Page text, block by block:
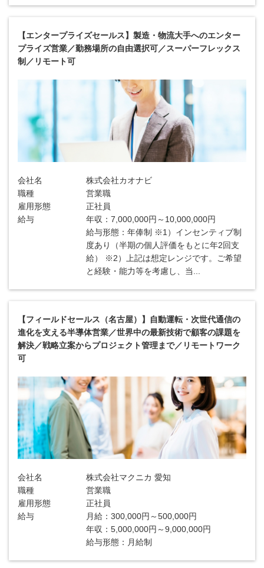
【エンタープライズセールス】製造・物流大手へのエンター
プライズ営業／勤務場所の自由選択可／スーパーフレックス
制／リモート可
会社名
株式会社カオナビ
職種
営業職
雇用形態
正社員
給与
年収：7,000,000円～10,000,000円
給与形態：年俸制 ※1）インセンティブ制
度あり（半期の個人評価をもとに年2回支
給） ※2）上記は想定レンジです。ご希望
と経験・能力等を考慮し、当...
【フィールドセールス（名古屋）】自動運転・次世代通信の
進化を支える半導体営業／世界中の最新技術で顧客の課題を
解決／戦略立案からプロジェクト管理まで／リモートワーク
可
会社名
株式会社マクニカ 愛知
職種
営業職
雇用形態
正社員
給与
月給：300,000円～500,000円
年収：5,000,000円～9,000,000円
給与形態：月給制